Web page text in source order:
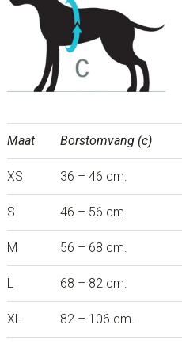
Maat Borstomvang (c)
XS 36 – 46 cm.
S 46 – 56 cm.
M 56 – 68 cm.
L 68 – 82 cm.
XL 82 – 106 cm.